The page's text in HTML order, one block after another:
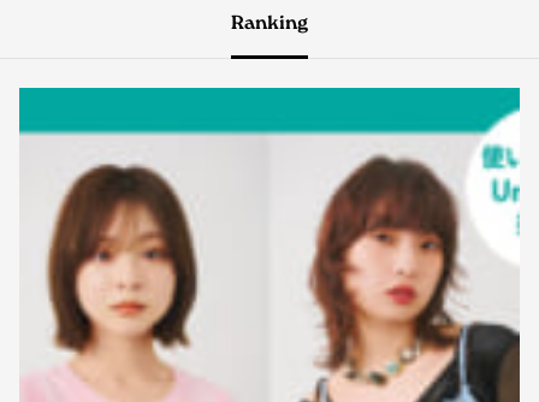
Ranking